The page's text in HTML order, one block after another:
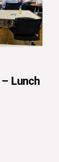
Lunch